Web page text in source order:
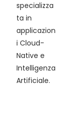
specializza
ta in
applicazion
i Cloud-
Native e
Intelligenza
Artificiale.